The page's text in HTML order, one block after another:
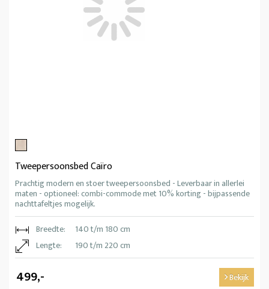
Tweepersoonsbed Caïro
Prachtig modern en stoer tweepersoonsbed - Leverbaar in allerlei
maten - optioneel: combi-commode met 10% korting - bijpassende
nachttafeltjes mogelijk.
Breedte:
140 t/m 180 cm
Lengte:
190 t/m 220 cm
499,- Bekijk